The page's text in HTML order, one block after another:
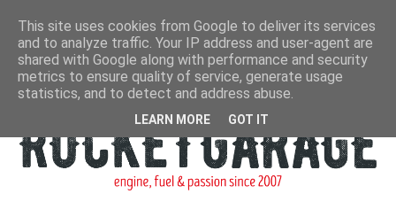
This site uses cookies from Google to deliver its services
and to analyze traffic. Your IP address and user-agent are
shared with Google along with performance and security
metrics to ensure quality of service, generate usage
statistics, and to detect and address abuse.
LEARN MORE GOT IT